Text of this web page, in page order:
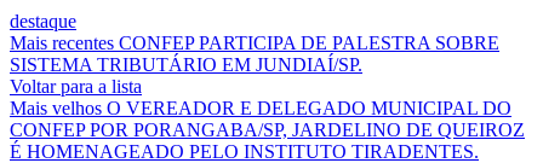
destaque
Mais recentes CONFEP PARTICIPA DE PALESTRA SOBRE
SISTEMA TRIBUTÁRIO EM JUNDIAÍ/SP.
Voltar para a lista
Mais velhos O VEREADOR E DELEGADO MUNICIPAL DO
CONFEP POR PORANGABA/SP, JARDELINO DE QUEIROZ
É HOMENAGEADO PELO INSTITUTO TIRADENTES.